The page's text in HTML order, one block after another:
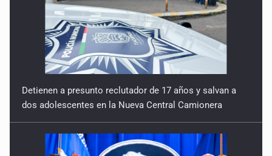
Detienen a presunto reclutador de 17 años y salvan a
dos adolescentes en la Nueva Central Camionera